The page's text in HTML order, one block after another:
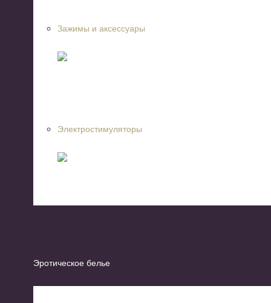
Зажимы и аксессуары
Электростимуляторы
Эротическое белье